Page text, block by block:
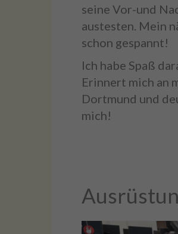
seine Vor-und
austesten. Mein
schon gespannt!
Ich habe Spaß
Erinnert mich an
Dortmund und
mich!